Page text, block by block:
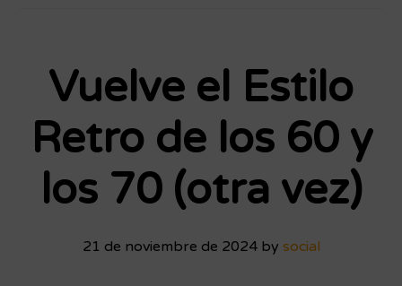
Vuelve el Estilo
Retro de los 60 y
los 70 (otra vez)
21 de noviembre de 2024by social